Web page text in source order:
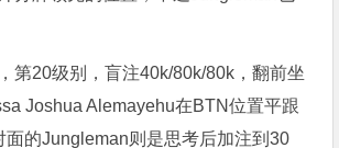
第20级别，盲注40k/80k/80k，翻前坐
Joshua Alemayehu在BTN位置平跟
面的Jungleman则是思考后加注到30